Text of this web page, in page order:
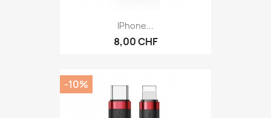
IPhone...
8,00 CHF
-10%